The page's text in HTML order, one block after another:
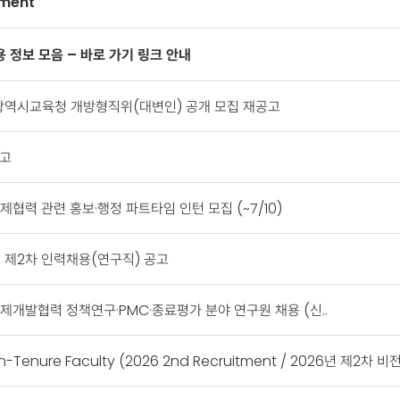
정보 모음 – 바로 가기 링크 안내
시교육청 개방형직위(대변인) 공개 모집 재공고
협력 관련 홍보·행정 파트타임 인턴 모집 (~7/10)
2차 인력채용(연구직) 공고
개발협력 정책연구·PMC·종료평가 분야 연구원 채용 (신..
Faculty (2026 2nd Recruitment / 2026년 제2차 비전